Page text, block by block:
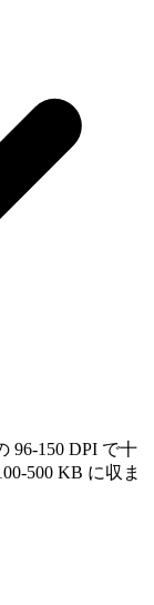
96-150 DPI で十
500 KB に収ま